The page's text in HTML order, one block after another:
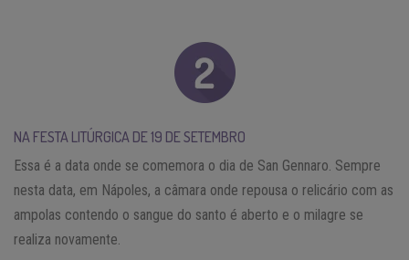
NA FESTA LITÚRGICA DE 19 DE SETEMBRO
Essa é a data onde se comemora o dia de San Gennaro. Sempre
nesta data, em Nápoles, a câmara onde repousa o relicário com as
ampolas contendo o sangue do santo é aberto e o milagre se
realiza novamente.